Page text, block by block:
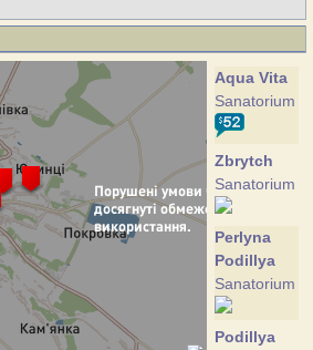
Aqua Vita
Sanatorium
Zbrytch
Sanatorium
Perlyna
Podillya
Sanatorium
Podillya